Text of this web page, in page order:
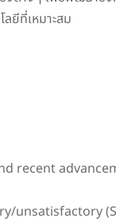
ยีที่เหมาะสม
recent
unsatisfactory